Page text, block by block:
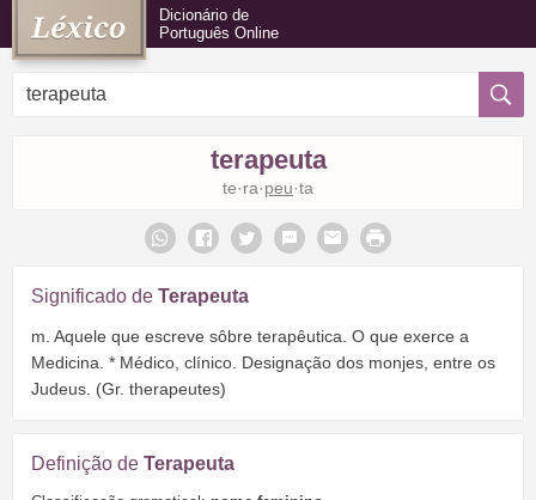
Dicionário de
Português Online
terapeuta
te·ra·peu·ta
Significado de Terapeuta
m. Aquele que escreve sôbre terapêutica. O que exerce a
Medicina. * Médico, clínico. Designação dos monjes, entre os
Judeus. (Gr. therapeutes)
Definição de Terapeuta